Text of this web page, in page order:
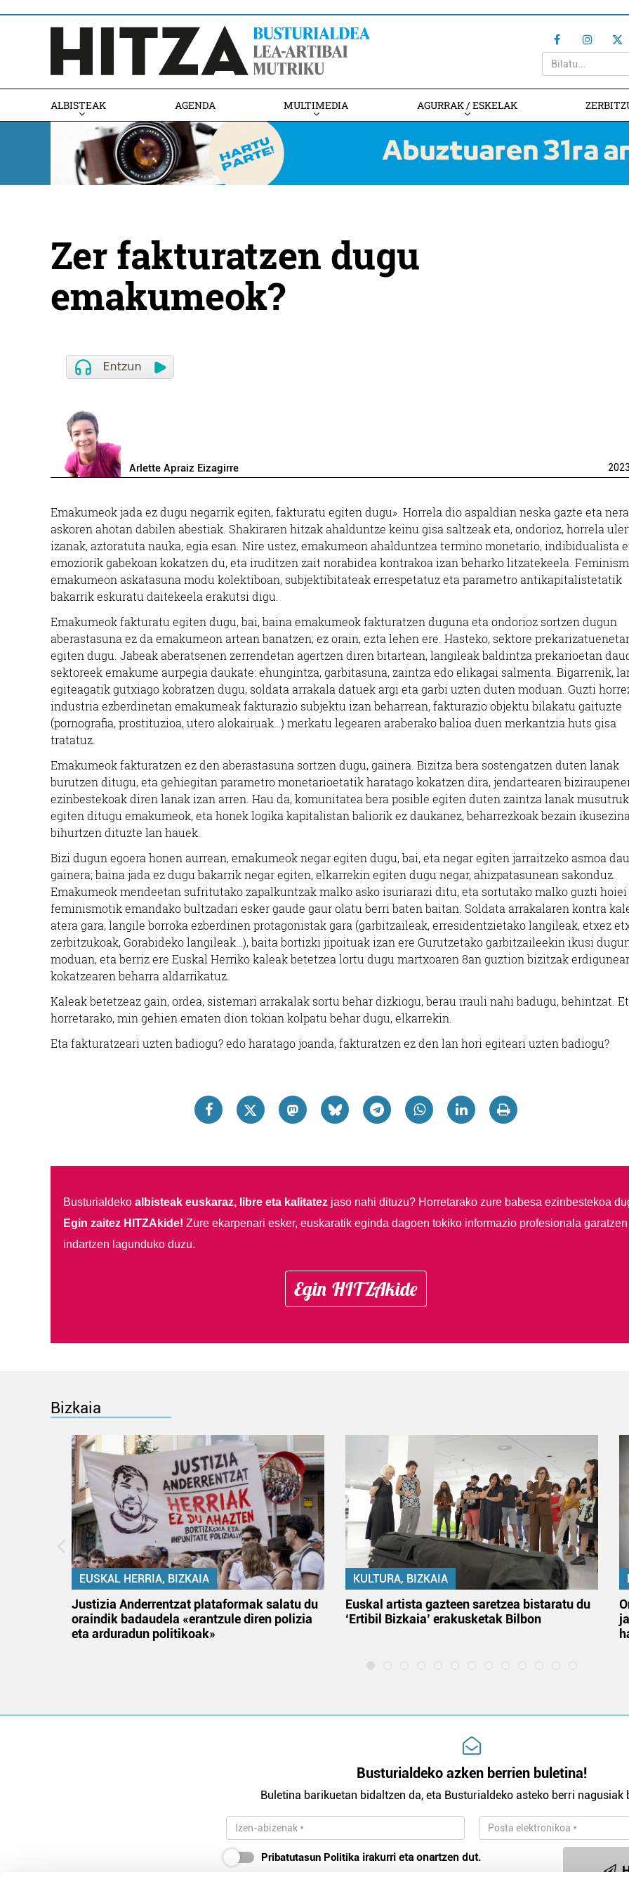
ALBISTEAK AGENDA MULTIMEDIA AGURRAK / ESKELAK
Zer fakturatzen dugu
emakumeok?
Arlette Apraiz Eizagirre 2023
Emakumeok jada ez dugu negarrik egiten, fakturatu egiten dugu». Horrela dio aspaldian neska gazte eta
askoren ahotan dabilen abestiak. Shakiraren hitzak ahalduntze keinu gisa saltzeak eta, ondorioz, horrela
izanak, aztoratuta nauka, egia esan. Nire ustez, emakumeon ahalduntzea termino monetario, indibidualista
emoziorik gabekoan kokatzen du, eta iruditzen zait norabidea kontrakoa izan beharko litzatekeela.
emakumeon askatasuna modu kolektiboan, subjektibitateak errespetatuz eta parametro antikapitalistetatik
bakarrik eskuratu daitekeela erakutsi digu.
Emakumeok fakturatu egiten dugu, bai, baina emakumeok fakturatzen duguna eta ondorioz sortzen dugun
aberastasuna ez da emakumeon artean banatzen; ez orain, ezta lehen ere. Hasteko, sektore
egiten dugu. Jabeak aberatsenen zerrendetan agertzen diren bitartean, langileak baldintza prekarioetan
sektoreek emakume aurpegia daukate: ehungintza, garbitasuna, zaintza edo elikagai salmenta. Bigarrenik,
egiteagatik gutxiago kobratzen dugu, soldata arrakala datuek argi eta garbi uzten duten moduan. Guzti
industria ezberdinetan emakumeak fakturazio subjektu izan beharrean, fakturazio objektu bilakatu gaituzte
(pornografia, prostituzioa, utero alokairuak…) merkatu legearen araberako balioa duen merkantzia huts gisa
tratatuz.
Emakumeok fakturatzen ez den aberastasuna sortzen dugu, gainera. Bizitza bera sostengatzen duten lanak
burutzen ditugu, eta gehiegitan parametro monetarioetatik haratago kokatzen dira, jendartearen
ezinbestekoak diren lanak izan arren. Hau da, komunitatea bera posible egiten duten zaintza lanak musutruk
egiten ditugu emakumeok, eta honek logika kapitalistan baliorik ez daukanez, beharrezkoak bezain
bihurtzen dituzte lan hauek.
Bizi dugun egoera honen aurrean, emakumeok negar egiten dugu, bai, eta negar egiten jarraitzeko asmoa
gainera; baina jada ez dugu bakarrik negar egiten, elkarrekin egiten dugu negar, ahizpatasunean sakonduz.
Emakumeok mendeetan sufritutako zapalkuntzak malko asko isuriarazi ditu, eta sortutako malko guzti hoiei
feminismotik emandako bultzadari esker gaude gaur olatu berri baten baitan. Soldata arrakalaren kontra
atera gara, langile borroka ezberdinen protagonistak gara (garbitzaileak, erresidentzietako langileak, etxez
zerbitzukoak, Gorabideko langileak…), baita bortizki jipoituak izan ere Gurutzetako garbitzaileekin ikusi
moduan, eta berriz ere Euskal Herriko kaleak betetzea lortu dugu martxoaren 8an guztion bizitzak
kokatzearen beharra aldarrikatuz.
Kaleak betetzeaz gain, ordea, sistemari arrakalak sortu behar dizkiogu, berau irauli nahi badugu, behintzat.
horretarako, min gehien ematen dion tokian kolpatu behar dugu, elkarrekin.
Eta fakturatzeari uzten badiogu? edo haratago joanda, fakturatzen ez den lan hori egiteari uzten badiogu?
Busturialdeko albisteak euskaraz, libre eta kalitatezjaso nahi dituzu? Horretarako zure babesa ezinbestekoa
Egin zaitez HITZAkide! Zure ekarpenari esker, euskaratik eginda dagoen tokiko informazio profesionala garatzen
indartzen lagunduko duzu.
Egin HITZAkide
Bizkaia
EUSKAL HERRIA, BIZKAIA
Justizia Anderrentzat plataformak salatu du
oraindik badaudela «erantzule diren polizia
eta arduradun politikoak»
KULTURA, BIZKAIA
Euskal artista gazteen saretzea bistaratu du
‘Ertibil Bizkaia’ erakusketak Bilbon
Busturialdeko azken berrien buletina!
Buletina barikuetan bidaltzen da, eta Busturialdeko asteko berri nagusiak
Pribatutasun Politika irakurri eta onartzen dut.